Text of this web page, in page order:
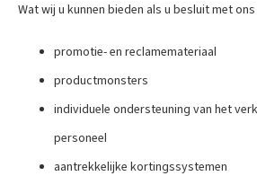
Wat wij u kunnen bieden als u besluit met
promotie- en reclamemateriaal
productmonsters
individuele ondersteuning van het
personeel
aantrekkelijke kortingssystemen